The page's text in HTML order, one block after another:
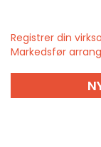
Registrer din
Markedsfør